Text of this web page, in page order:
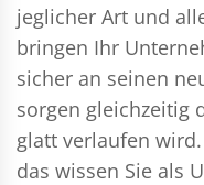
jeglicher Art und
bringen Ihr
sicher an seinen
sorgen gleichzeitig
glatt verlaufen
das wissen Sie als